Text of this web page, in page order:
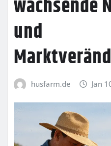
wachsende
und
husfarm.de Jan